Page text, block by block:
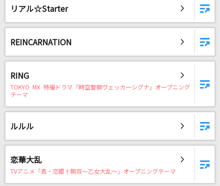
リアル☆Starter
REINCARNATION
RING
TOKYO MX 特撮ドラマ「時空警察ヴェッカーシグナ」オープニング
テーマ
ルルル
恋華大乱
TVアニメ「真・恋姫†無双～乙女大乱～」オープニングテーマ